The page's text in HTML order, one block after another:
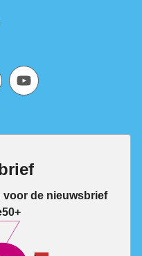
voor de nieuwsbrief